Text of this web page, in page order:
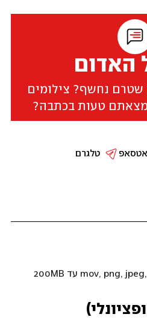
האדום
שטרם נחשף? צילומים
מצאתם טעות בכתבה?
טלגרם